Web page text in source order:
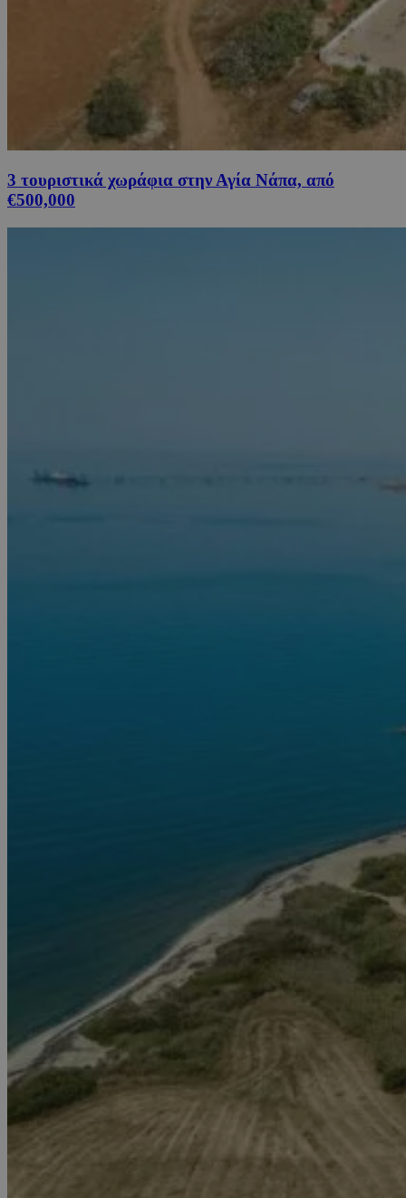
3 τουριστικά χωράφια στην Αγία Νάπα, από
€500,000